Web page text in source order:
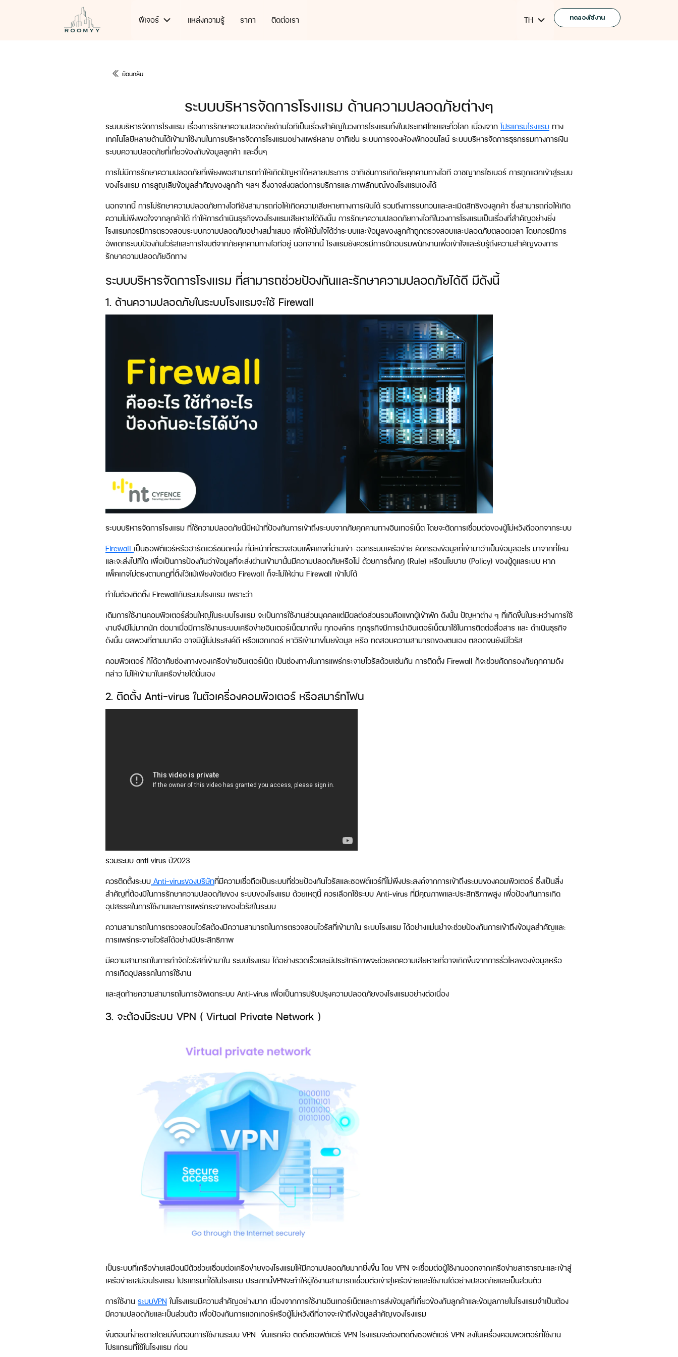
ฟีเจอร์ แหล่งความรู้ ราคา ติดต่อเรา TH ทดลองใช้งาน
ย้อนกลับ
ระบบบริหารจัดการโรงเเรม ด้านความปลอดภัยต่างๆ
ระบบบริหารจัดการโรงเเรม เรื่องการรักษาความปลอดภัยด้านไอทีเป็นเรื่องสำคัญในวงการโรงแรมทั้งในประเทศไทยและทั่วโลก เนื่องจากโปรแกรมโรงแรม ทาง
เทคโนโลยีหลายด้านได้เข้ามาใช้งานในการบริหารจัดการโรงแรมอย่างแพร่หลาย อาทิเช่น ระบบการจองห้องพักออนไลน์ ระบบบริหารจัดการธุรกรรมทางการเงิน
ระบบความปลอดภัยที่เกี่ยวข้องกับข้อมูลลูกค้า และอื่นๆ
การไม่มีการรักษาความปลอดภัยที่เพียงพอสามารถทำให้เกิดปัญหาได้หลายประการ อาทิเช่นการเกิดภัยคุกคามทางไอที อาชญากรไซเบอร์ การถูกแฮกเข้าสู่ระบบ
ของโรงแรม การสูญเสียข้อมูลสำคัญของลูกค้า ฯลฯ ซึ่งอาจส่งผลต่อการบริการและภาพลักษณ์ของโรงแรมเองได้
นอกจากนี้ การไม่รักษาความปลอดภัยทางไอทียังสามารถก่อให้เกิดความเสียหายทางการเงินได้ รวมถึงการรบกวนและละเมิดสิทธิของลูกค้า ซึ่งสามารถก่อให้เกิด
ความไม่พึงพอใจจากลูกค้าได้ ทำให้การดำเนินธุรกิจของโรงแรมเสียหายได้ดังนั้น การรักษาความปลอดภัยทางไอทีในวงการโรงแรมเป็นเรื่องที่สำคัญอย่างยิ่ง
โรงแรมควรมีการตรวจสอบระบบความปลอดภัยอย่างสม่ำเสมอ เพื่อให้มั่นใจได้ว่าระบบและข้อมูลของลูกค้าถูกตรวจสอบและปลอดภัยตลอดเวลา โดยควรมีการ
อัพเดทระบบป้องกันไวรัสและการโจมตีจากภัยคุกคามทางไอทีอยู่ นอกจากนี้ โรงแรมยังควรมีการฝึกอบรมพนักงานเพื่อเข้าใจและรับรู้ถึงความสำคัญของการ
รักษาความปลอดภัยอีกทาง
ระบบบริหารจัดการโรงเเรม ที่สามารถช่วยป้องกันและรักษาความปลอดภัยได้ดี มีดังนี้
1. ด้านความปลอดภัยในระบบโรงเเรมจะใช้ Firewall
ระบบบริหารจัดการโรงเเรม ที่ใช้ความปลอดภัยนี้มีหน้าที่ป้องกันการเข้าถึงระบบจากภัยคุกคามทางอินเทอร์เน็ต โดยจะตัดการเชื่อมต่อของผู้ไม่หวังดีออกจากระบบ
Firewall เป็นซอฟต์แวร์หรือฮาร์ดแวร์ชนิดหนึ่ง ที่มีหน้าที่ตรวจสอบแพ็คเกจที่ผ่านเข้า-ออกระบบเครือข่าย คัดกรองข้อมูลที่เข้ามาว่าเป็นข้อมูลอะไร มาจากที่ไหน
และจะส่งไปที่ใด เพื่อเป็นการป้องกันว่าข้อมูลที่จะส่งผ่านเข้ามานั้นมีความปลอดภัยหรือไม่ ด้วยการตั้งกฎ (Rule) หรือนโยบาย (Policy) ของผู้ดูแลระบบ หาก
แพ็คเกจไม่ตรงตามกฏที่ตั้งไว้แม้เพียงข้อเดียว Firewall ก็จะไม่ให้ผ่าน Firewall เข้าไปได้
ทำไมต้องติดตั้ง Firewallกับระบบโรงเเรม เพราะว่า
เดิมการใช้งานคอมพิวเตอร์ส่วนใหญ่ในระบบโรงแรม จะเป็นการใช้งานส่วนบุคคลแต่มีผลต่อส่วนรวมคือแขกผู้เข้าพัก ดังนั้น ปัญหาต่าง ๆ ที่เกิดขึ้นในระหว่างการใช้
งานจึงมีไม่มากนัก ต่อมาเมื่อมีการใช้งานระบบเครือข่ายอินเตอร์เน็ตมากขึ้น ทุกองค์กร ทุกธุรกิจมีการนำอินเตอร์เน็ตมาใช้ในการติดต่อสื่อสาร และ ดำเนินธุรกิจ
ดังนั้น ผลพวงที่ตามมาคือ อาจมีผู้ไม่ประสงค์ดี หรือแฮกเกอร์ หาวิธีเข้ามาขโมยข้อมูล หรือ ทดสอบความสามารถของตนเอง ตลอดจนยังมีไวรัส
คอมพิวเตอร์ ก็ได้อาศัยช่องทางของเครือข่ายอินเตอร์เน็ต เป็นช่องทางในการแพร่กระจายไวรัสด้วยเช่นกัน การติดตั้ง Firewall ก็จะช่วยคัดกรองภัยคุกคามดัง
กล่าว ไม่ให้เข้ามาในเครือข่ายได้นั่นเอง
2. ติดตั้ง Anti-virus ในตัวเครื่องคอมพิวเตอร์ หรือสมาร์ทโฟน
รวมระบบ anti virus ปี2023
ควรติดตั้งระบบ Anti-virusของบริษัทที่มีความเชื่อถือเป็นระบบที่ช่วยป้องกันไวรัสและซอฟต์แวร์ที่ไม่พึงประสงค์จากการเข้าถึงระบบของคอมพิวเตอร์ ซึ่งเป็นสิ่ง
สำคัญที่ต้องมีในการรักษาความปลอดภัยของ ระบบของโรงแรม ด้วยเหตุนี้ ควรเลือกใช้ระบบ Anti-virus ที่มีคุณภาพและประสิทธิภาพสูง เพื่อป้องกันการเกิด
อุปสรรคในการใช้งานและการแพร่กระจายของไวรัสในระบบ
ความสามารถในการตรวจสอบไวรัสต้องมีความสามารถในการตรวจสอบไวรัสที่เข้ามาใน ระบบโรงแรม ได้อย่างแม่นยำจะช่วยป้องกันการเข้าถึงข้อมูลสำคัญและ
การแพร่กระจายไวรัสได้อย่างมีประสิทธิภาพ
มีความสามารถในการกำจัดไวรัสที่เข้ามาใน ระบบโรงแรม ได้อย่างรวดเร็วและมีประสิทธิภาพจะช่วยลดความเสียหายที่อาจเกิดขึ้นจากการรั่วไหลของข้อมูลหรือ
การเกิดอุปสรรคในการใช้งาน
และสุดท้ายความสามารถในการอัพเดทระบบ Anti-virus เพื่อเป็นการปรับปรุงความปลอดภัยของโรงแรมอย่างต่อเนื่อง
3. จะต้องมีระบบ VPN ( Virtual Private Network )
เป็นระบบที่เครือข่ายเสมือนมีตัวช่วยเชื่อมต่อเครือข่ายของโรงแรมให้มีความปลอดภัยมากยิ่งขึ้น โดย VPN จะเชื่อมต่อผู้ใช้งานออกจากเครือข่ายสาธารณะและเข้าสู่
เครือข่ายเสมือนโรงแรม โปรแกรมที่ใช้ในโรงแรม ประเภทนี้VPNจะทำให้ผู้ใช้งานสามารถเชื่อมต่อเข้าสู่เครือข่ายและใช้งานได้อย่างปลอดภัยและเป็นส่วนตัว
การใช้งาน ระบบVPN ในโรงแรมมีความสำคัญอย่างมาก เนื่องจากการใช้งานอินเทอร์เน็ตและการส่งข้อมูลที่เกี่ยวข้องกับลูกค้าและข้อมูลภายในโรงแรมจำเป็นต้อง
มีความปลอดภัยและเป็นส่วนตัว เพื่อป้องกันการแฮกเกอร์หรือผู้ไม่หวังดีที่อาจจะเข้าถึงข้อมูลสำคัญของโรงแรม
ขั้นตอนที่ง่ายดายโดยมีขั้นตอนการใช้งานระบบ VPN ขั้นแรกคือ ติดตั้งซอฟต์แวร์ VPN โรงแรมจะต้องติดตั้งซอฟต์แวร์ VPN ลงในเครื่องคอมพิวเตอร์ที่ใช้งาน
โปรแกรมที่ใช้ในโรงแรม ก่อน